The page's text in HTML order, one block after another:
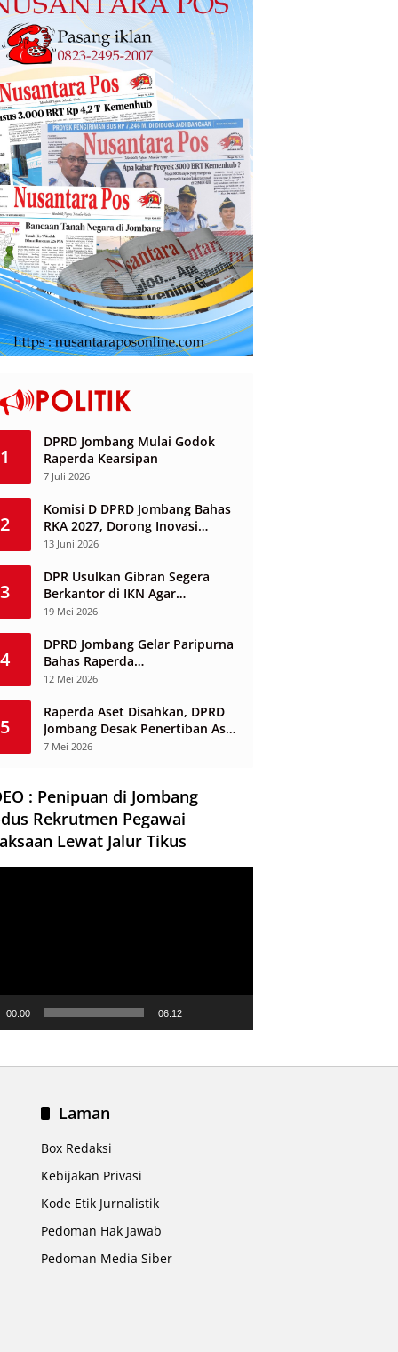
1
DPRD Jombang Mulai Godok
Raperda Kearsipan
7 Juli 2026
2
Komisi D DPRD Jombang Bahas
RKA 2027, Dorong Inovasi
Layanan Ketenagakerjaan
13 Juni 2026
3
DPR Usulkan Gibran Segera
Berkantor di IKN Agar
Infrastruktur Tak Mangkrak dan
19 Mei 2026
4
DPRD Jombang Gelar Paripurna
Bahas Raperda
Penyelenggaraan Jasa
12 Mei 2026
5
Raperda Aset Disahkan, DPRD
Jombang Desak Penertiban Aset
Dikuasai Pihak Ketiga
7 Mei 2026
: Penipuan di Jombang
Rekrutmen Pegawai
Lewat Jalur Tikus
00:00 06:12
Laman
Box Redaksi
Kebijakan Privasi
Kode Etik Jurnalistik
Pedoman Hak Jawab
Pedoman Media Siber